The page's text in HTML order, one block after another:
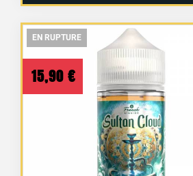
EN RUPTURE
EN RUPTURE
15,90 €
EN RUPTURE